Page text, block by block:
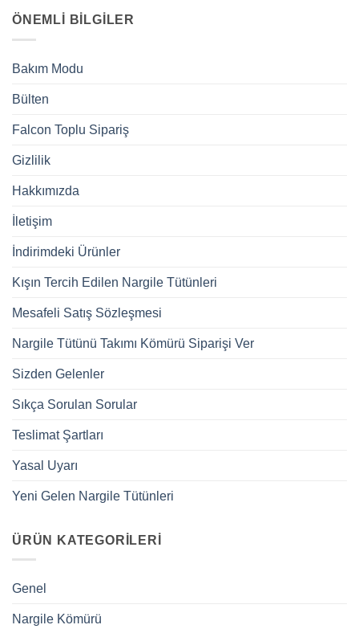
ÖNEMLI BILGILER
Bakım Modu
Bülten
Falcon Toplu Sipariş
Gizlilik
Hakkımızda
İletişim
İndirimdeki Ürünler
Kışın Tercih Edilen Nargile Tütünleri
Mesafeli Satış Sözleşmesi
Nargile Tütünü Takımı Kömürü Siparişi Ver
Sizden Gelenler
Sıkça Sorulan Sorular
Teslimat Şartları
Yasal Uyarı
Yeni Gelen Nargile Tütünleri
ÜRÜN KATEGORILERI
Genel
Nargile Kömürü